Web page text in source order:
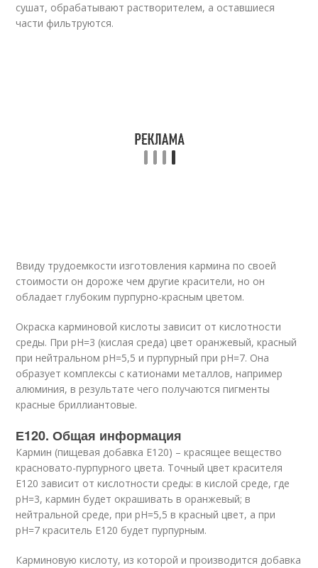
сушат, обрабатывают растворителем, а оставшиеся
части фильтруются.
Ввиду трудоемкости изготовления кармина по своей
стоимости он дороже чем другие красители, но он
обладает глубоким пурпурно-красным цветом.
Окраска карминовой кислоты зависит от кислотности
среды. При pH=3 (кислая среда) цвет оранжевый, красный
при нейтральном pH=5,5 и пурпурный при pH=7. Она
образует комплексы с катионами металлов, например
алюминия, в результате чего получаются пигменты
красные бриллиантовые.
Е120. Общая информация
Кармин (пищевая добавка Е120) – красящее вещество
красновато-пурпурного цвета. Точный цвет красителя
Е120 зависит от кислотности среды: в кислой среде, где
pH=3, кармин будет окрашивать в оранжевый; в
нейтральной среде, при pH=5,5 в красный цвет, а при
pH=7 краситель Е120 будет пурпурным.
Карминовую кислоту, из которой и производится добавка